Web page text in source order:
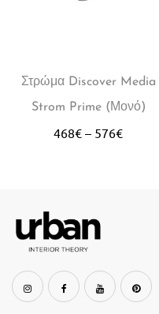
Στρώμα Discover Media
Strom Prime (Μονό)
468€ – 576€